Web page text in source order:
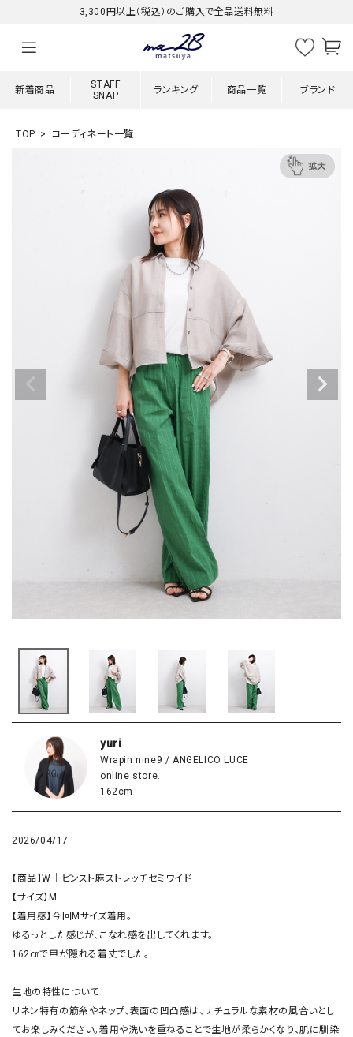
3,300円以上（税込）のご購入で全品送料無料
新着商品
STAFF
SNAP
ランキング 商品一覧 ブランド
TOP コーディネート一覧
yuri
Wrapin nine9 / ANGELICO LUCE
online store.
162cm
2026/04/17
【商品】W｜ピンスト麻ストレッチセミワイド
【サイズ】M
【着用感】今回Mサイズ着用。
ゆるっとした感じが、こなれ感を出してくれます。
162㎝で甲が隠れる着丈でした。
生地の特性について
リネン特有の筋糸やネップ、表面の凹凸感は、ナチュラルな素材の風合いとし
てお楽しみください。着用や洗いを重ねることで生地が柔らかくなり、肌に馴染